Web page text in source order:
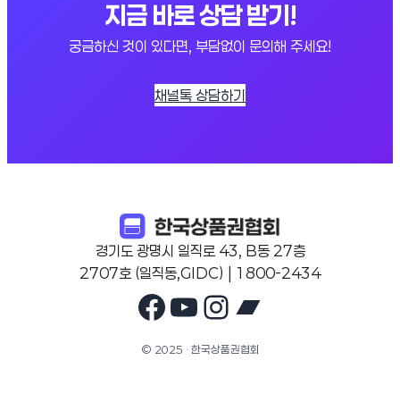
지금 바로 상담 받기!
궁금하신 것이 있다면, 부담없이 문의해 주세요!
채널톡 상담하기
경기도 광명시 일직로 43, B동 27층
2707호 (일직동,GIDC) | 1800-2434
Facebook
YouTube
Instagram
© 2025 · 한국상품권협회